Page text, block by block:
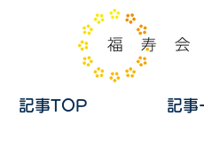
記事TOP 記事